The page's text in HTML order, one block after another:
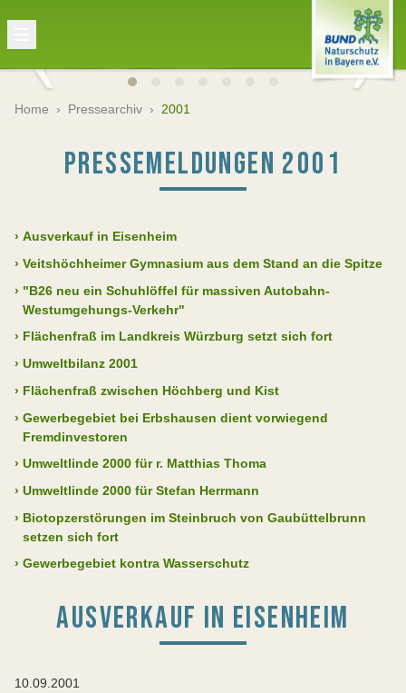
Home › Pressearchiv › 2001
PRESSEMELDUNGEN 2001
› Ausverkauf in Eisenheim
› Veitshöchheimer Gymnasium aus dem Stand an die Spitze
› "B26 neu ein Schuhlöffel für massiven Autobahn-
Westumgehungs-Verkehr"
› Flächenfraß im Landkreis Würzburg setzt sich fort
› Umweltbilanz 2001
› Flächenfraß zwischen Höchberg und Kist
› Gewerbegebiet bei Erbshausen dient vorwiegend
Fremdinvestoren
› Umweltlinde 2000 für r. Matthias Thoma
› Umweltlinde 2000 für Stefan Herrmann
› Biotopzerstörungen im Steinbruch von Gaubüttelbrunn
setzen sich fort
› Gewerbegebiet kontra Wasserschutz
AUSVERKAUF IN EISENHEIM
10.09.2001